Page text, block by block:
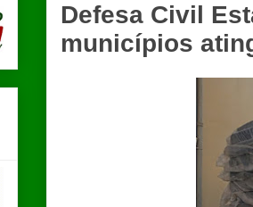
Defesa Civil
municípios